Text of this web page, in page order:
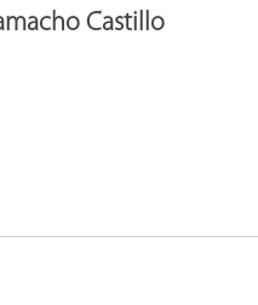
Castillo